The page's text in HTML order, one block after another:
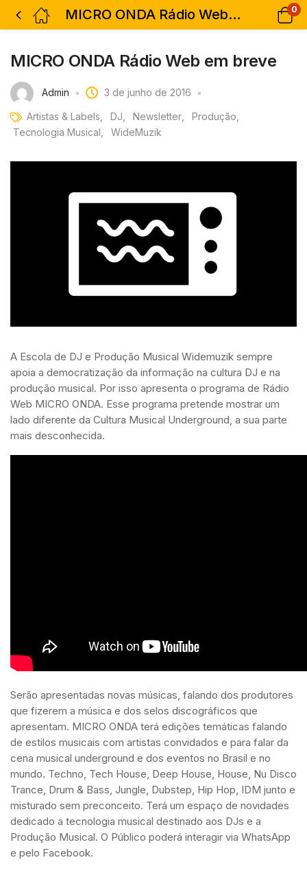
MICRO ONDA Rádio Web em breve 0
MICRO ONDA Rádio Web em breve
Admin 3 de junho de 2016
Artistas & Labels DJ Newsletter
Produção
Tecnologia Musical
WideMuzik
A Escola de DJ e Produção Musical Widemuzik sempre
apoia a democratização da informação na cultura DJ e na
produção musical. Por isso apresenta o programa de Rádio
Web MICRO ONDA. Esse programa pretende mostrar um
lado diferente da Cultura Musical Underground, a sua parte
mais desconhecida.
Serão apresentadas novas músicas, falando dos produtores
que fizerem a música e dos selos discográficos que
apresentam. MICRO ONDA terá edições temáticas falando
de estilos musicais com artistas convidados e para falar da
cena musical underground e dos eventos no Brasil e no
mundo. Techno, Tech House, Deep House, House, Nu Disco
Trance, Drum & Bass, Jungle, Dubstep, Hip Hop, IDM junto e
misturado sem preconceito. Terá um espaço de novidades
dedicado a tecnologia musical destinado aos DJs e a
Produção Musical. O Público poderá interagir via WhatsApp
e pelo Facebook.